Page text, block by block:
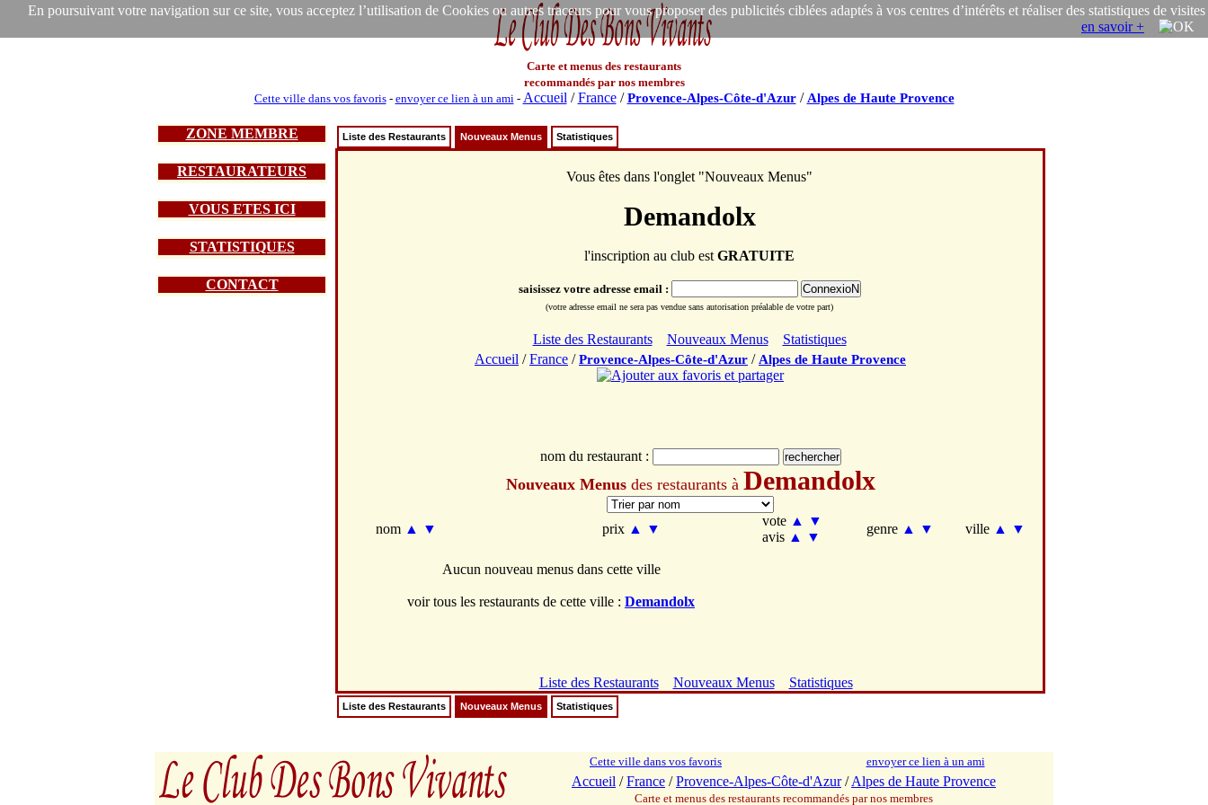
En poursuivant votre navigation sur ce site, vous acceptez l’utilisation de Cookies ou autres traceurs pour vous proposer des publicités ciblées adaptés à vos centres d’intérêts et réaliser des statistiques de visites
en savoir +
Carte et menus des restaurants
recommandés par nos membres
Cette ville dans vos favoris- envoyer ce lien à un ami- Accueil /France/Provence-Alpes-Côte-d'Azur/ Alpes de Haute Provence
ZONE MEMBRE
RESTAURATEURS
VOUS ETES ICI
STATISTIQUES
CONTACT
Liste des Restaurants Nouveaux Menus Statistiques
Vous êtes dans l'onglet "Nouveaux Menus"
Demandolx
l'inscription au club est GRATUITE
saisissez votre adresse email :
(votre adresse email ne sera pas vendue sans autorisation préalable de votre part)
Liste des Restaurants Nouveaux Menus
Statistiques
Accueil /France /Provence-Alpes-Côte-d'Azur / Alpes de Haute Provence
nom du restaurant :
Nouveaux Menusdes restaurants à Demandolx
nom ▲ ▼ prix ▲ ▼
vote ▲
▼
avis ▲ ▼
genre ▲ ▼ ville ▲ ▼
Aucun nouveau menus dans cette ville
voir tous les restaurants de cette ville : Demandolx
Liste des Restaurants Nouveaux Menus Statistiques
Liste des Restaurants Nouveaux Menus Statistiques
Cette ville dans vos favoris envoyer ce lien à un ami
Accueil /France /Provence-Alpes-Côte-d'Azur/Alpes de Haute Provence
Carte et menus des restaurants recommandés par nos membres